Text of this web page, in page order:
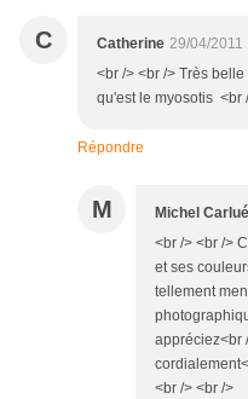
C Catherine 29/04/2011
<br /> <br /> Très
qu'est le myosotis <br
Répondre
M Michel Carlué
<br /> <br />
et ses
tellement
appréciez<br
<br /> <br />